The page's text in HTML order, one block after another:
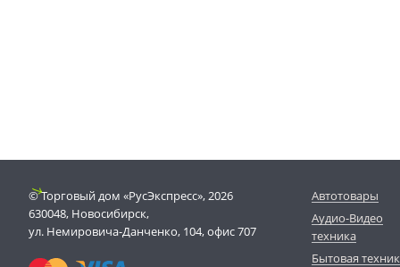
© Торговый дом «РусЭкспресс», 2026
630048, Новосибирск,
ул. Немировича-Данченко, 104, офис 707
Автотовары
Аудио-Видео
техника
Бытовая